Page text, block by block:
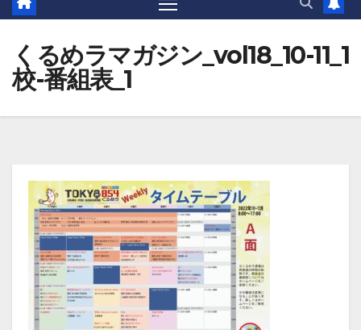
くるめラマガジン_vol18_10-11_1
校-番組表_1